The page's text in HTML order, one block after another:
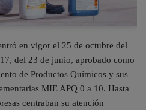
en vigor el 25 de octubre del
del 23 de junio, aprobado como
de Productos Químicos y sus
MIE APQ 0 a 10. Hasta
centraban su atención